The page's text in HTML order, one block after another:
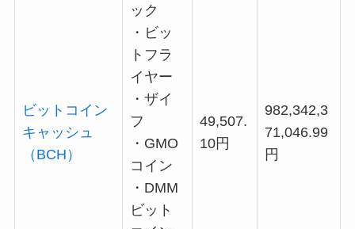
ビットコイン
キャッシュ
（BCH）
ック
・ビッ
トフラ
イヤー
・ザイ
フ
・GMO
コイン
・DMM
ビット
49,507.
10円
982,342,3
71,046.99
円